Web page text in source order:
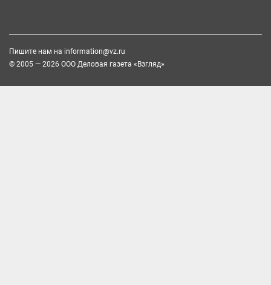
Пишите нам на information@vz.ru
© 2005 — 2026 ООО Деловая газета «Взгляд»